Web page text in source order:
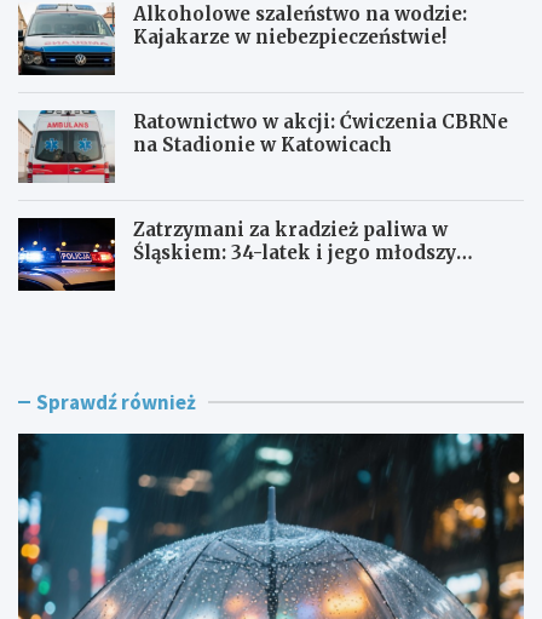
Alkoholowe szaleństwo na wodzie:
Kajakarze w niebezpieczeństwie!
Ratownictwo w akcji: Ćwiczenia CBRNe
na Stadionie w Katowicach
Zatrzymani za kradzież paliwa w
Śląskiem: 34-latek i jego młodszy
J
z
w
a
ć
p
i
e
A
o
e
s
z
a
l
e
Sprawdź również